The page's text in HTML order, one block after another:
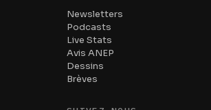
Newsletters
Podcasts
Live Stats
Avis ANEP
Dessins
Brèves